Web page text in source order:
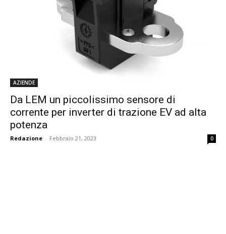
AZIENDE
Da LEM un piccolissimo sensore di
corrente per inverter di trazione EV ad alta
potenza
Redazione - Febbraio 21, 2023 0